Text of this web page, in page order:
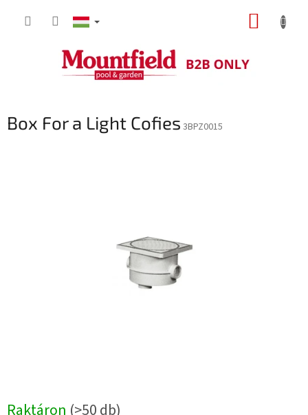
KOSÁR
Box For a Light Cofies 3BPZ0015
Raktáron (>50 db)